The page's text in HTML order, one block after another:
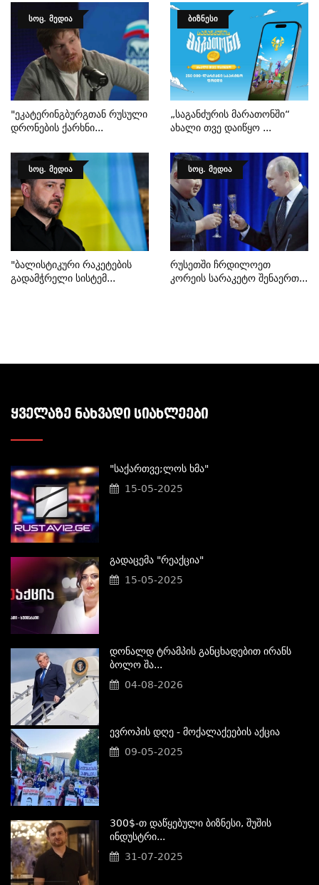
ᲡᲝᲪ. ᲛᲔᲓᲘᲐ
"ეკატერინგბურგთან Რუსული
Დრონების Ქარხნი...
ᲑᲘᲖᲜᲔᲡᲘ
„საგანძურის Მარათონში“
Ახალი Თვე Დაიწყო ...
ᲡᲝᲪ. ᲛᲔᲓᲘᲐ
"ბალისტიკური Რაკეტების
Გადამჭრელი Სისტემ...
ᲡᲝᲪ. ᲛᲔᲓᲘᲐ
Რუსეთში Ჩრდილოეთ
Კორეის Სარაკეტო Შენაერთ...
ᲧᲕᲔᲚᲐᲖᲔ ᲜᲐᲮᲕᲐᲓᲘ ᲡᲘᲐᲮᲚᲔᲔᲑᲘ
"საქართვე;ლოს Ხმა"
15-05-2025
Გადაცემა "რეაქცია"
15-05-2025
Დონალდ Ტრამპის Განცხადებით Ირანს
Ბოლო Შა...
04-08-2026
Ევროპის Დღე - Მოქალაქეების Აქცია
09-05-2025
300$-Თ Დაწყებული Ბიზნესი, Შუშის
Ინდუსტრი...
31-07-2025